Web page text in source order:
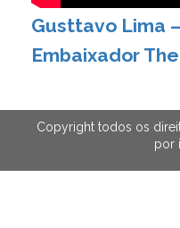
Gusttavo Lima
Embaixador
Copyright todos os
por